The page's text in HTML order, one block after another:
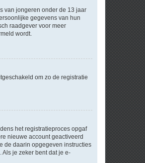
van jongeren onder de 13 jaar
gegevens van hun
raadgever voor meer
wordt.
om zo de registratie
het registratieproces opgaf
nieuwe account geactiveerd
de daarin opgegeven instructies
je zeker bent dat je e-